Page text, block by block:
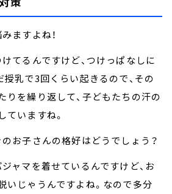
ますよね！
てるんですけど、つけっぱなしに
授乳で3回くらい起きるので、その
りを繰り返して、子どもたちの汗の
ていますね。
お子さんの格好はどうでしょう？
ャマを着せているんですけど、お
いじゃうんですよね。なので多分